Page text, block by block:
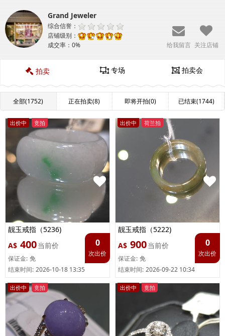
Grand Jeweler
综合信誉：
店铺级别：
成交率： 0% 给我留言 关注店铺
拍卖 专场 拍卖会
全部(1752) 正在拍卖(8) 即将开拍(0) 已结束(1744)
出价中 竞拍
靓玉戒指（5236)
A$ 400当前价
保证金: 免
结束时间: 2026-10-18 13:35
0
次出价
出价中 荷兰拍
靓玉戒指（5222)
A$ 900当前价
保证金: 免
结束时间: 2026-09-22 10:34
0
次出价
出价中 竞拍 出价中 竞拍